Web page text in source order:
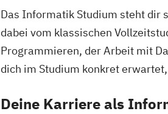
Das Informatik Studium steht dir
dabei vom klassischen
Programmieren, der Arbeit mit
dich im Studium konkret
Deine Karriere als